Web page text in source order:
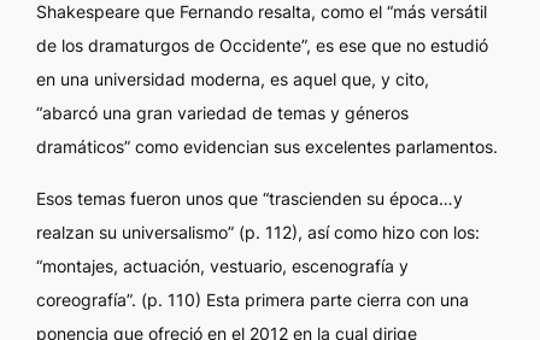
Shakespeare que Fernando resalta, como el “más versátil
de los dramaturgos de Occidente”, es ese que no estudió
en una universidad moderna, es aquel que, y cito,
“abarcó una gran variedad de temas y géneros
dramáticos” como evidencian sus excelentes parlamentos.
Esos temas fueron unos que “trascienden su época…y
realzan su universalismo” (p. 112), así como hizo con los:
“montajes, actuación, vestuario, escenografía y
coreografía”. (p. 110) Esta primera parte cierra con una
ponencia que ofreció en el 2012 en la cual dirige